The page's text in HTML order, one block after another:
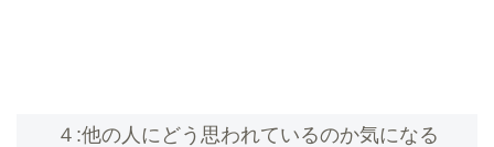
４:他の人にどう思われているのか気になる